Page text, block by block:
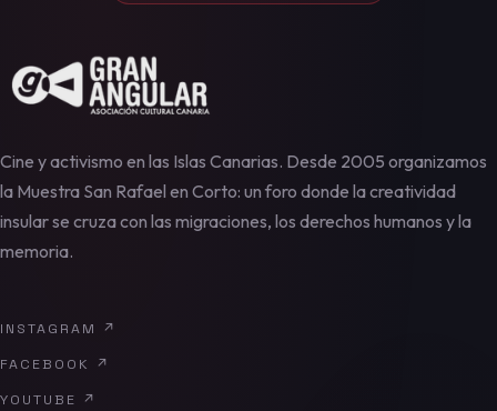
Cine y activismo en las Islas Canarias. Desde 2005 organizamos
la Muestra San Rafael en Corto: un foro donde la creatividad
insular se cruza con las migraciones, los derechos humanos y la
memoria.
INSTAGRAM
↗
FACEBOOK
↗
YOUTUBE
↗